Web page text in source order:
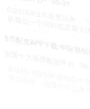
的最后一个同时也是最大
数币配资APP下载 中际旭